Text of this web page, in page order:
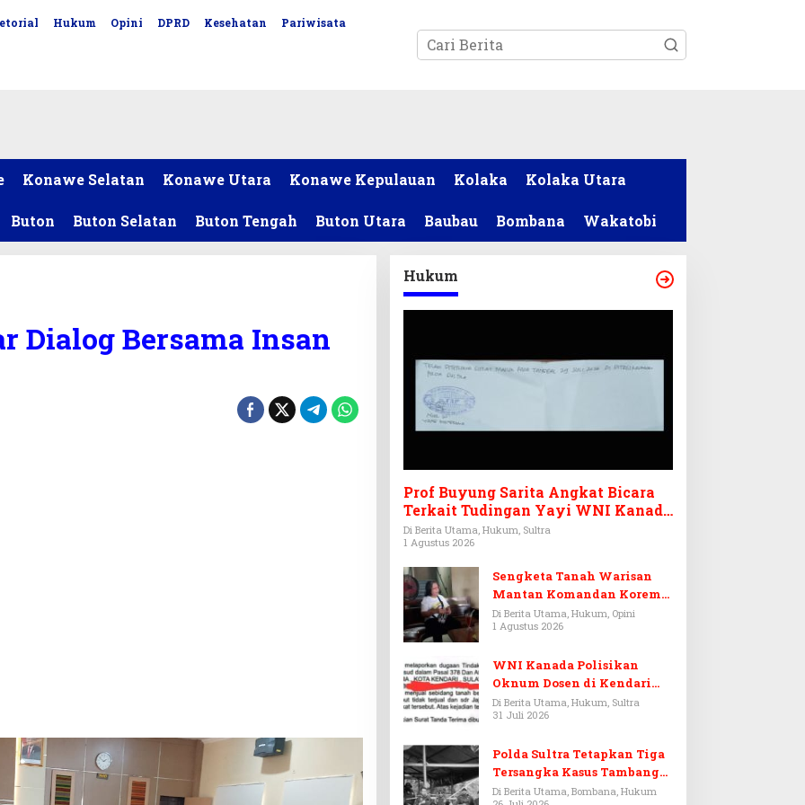
Hukum Opini DPRD Kesehatan Pariwisata
Konawe Selatan Konawe Utara Konawe Kepulauan Kolaka Kolaka Utara
Buton Buton Selatan Buton Tengah Buton Utara Baubau Bombana Wakatobi
Dialog Bersama Insan
Hukum
Prof Buyung Sarita Angkat Bicara
Terkait Tudingan Yayi WNI Kanada
Ditagih Utang Rp3,6 Miliar
Di Berita Utama, Hukum, Sultra
1 Agustus 2026
Sengketa Tanah Warisan
Mantan Komandan Korem
143/HO, Ketika Warisan
Menjadi Arena Pemerasan
Di Berita Utama, Hukum, Opini
1 Agustus 2026
WNI Kanada Polisikan
Oknum Dosen di Kendari
Terkait Aset Puluhan Miliar
Di Berita Utama, Hukum, Sultra
31 Juli 2026
Polda Sultra Tetapkan Tiga
Tersangka Kasus Tambang
Emas Ilegal di Bombana
Di Berita Utama, Bombana, Hukum